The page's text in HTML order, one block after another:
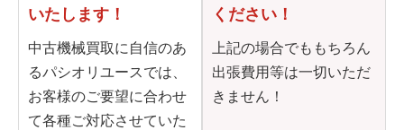
いたします！
中古機械買取に自信のあ
るパシオリユースでは、
お客様のご要望に合わせ
て各種ご対応させていた
ください！
上記の場合でももちろん
出張費用等は一切いただ
きません！